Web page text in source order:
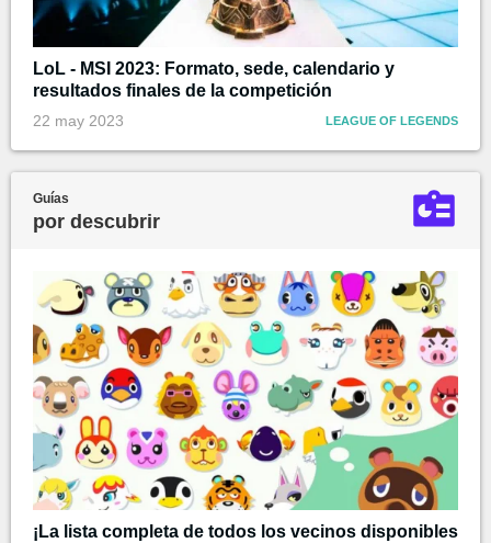
LoL - MSI 2023: Formato, sede, calendario y
resultados finales de la competición
22 may 2023 LEAGUE OF LEGENDS
Guías
por descubrir
¡La lista completa de todos los vecinos disponibles